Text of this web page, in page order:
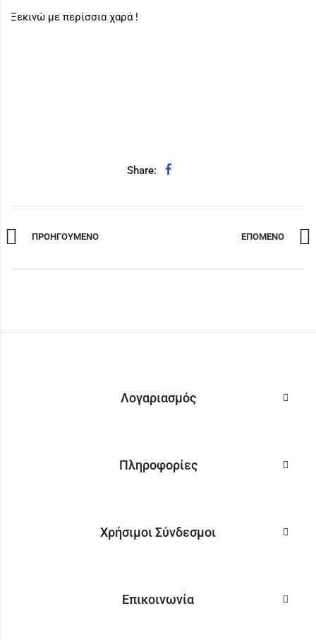
Ξεκινώ με περίσσια χαρά !
Share:
ΠΡΟΗΓΟΥΜΕΝΟ ΕΠΟΜΕΝΟ
Λογαριασμός
Πληροφορίες
Χρήσιμοι Σύνδεσμοι
Επικοινωνία